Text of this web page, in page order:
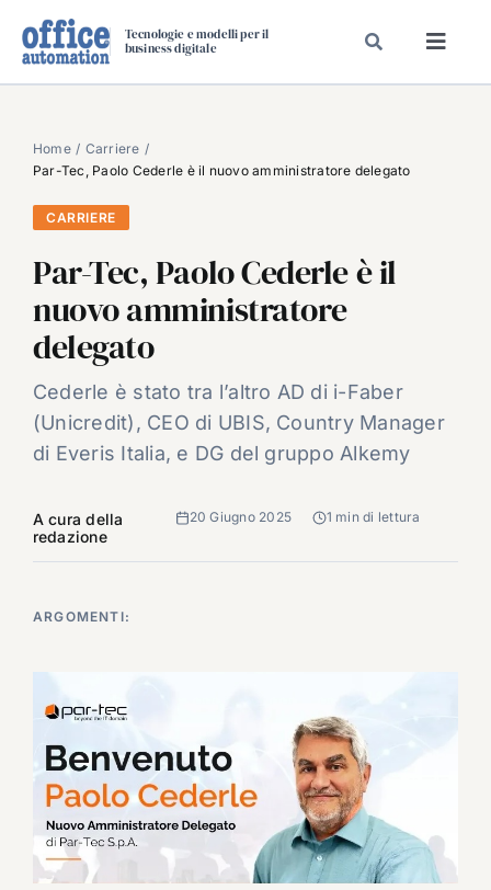
Tecnologie e modelli per il
business digitale
SPECIAL PAPER
TAVOLE ROTONDE DI REDAZIONE
DAL MERCATO
CARRIERE
VIDEO
EVENTI
CHI SIAMO
Home
Carriere
Par-Tec, Paolo Cederle è il nuovo amministratore delegato
CARRIERE
Par-Tec, Paolo Cederle è il
nuovo amministratore
delegato
Cederle è stato tra l’altro AD di i-Faber
(Unicredit), CEO di UBIS, Country Manager
di Everis Italia, e DG del gruppo Alkemy
A cura della
redazione
20 Giugno 2025 1 min di lettura
ARGOMENTI: